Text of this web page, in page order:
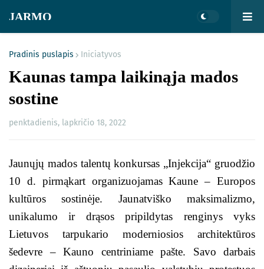
JARMO
Pradinis puslapis Iniciatyvos
Kaunas tampa laikinąja mados
sostine
penktadienis, lapkričio 18, 2022
Jaunųjų mados talentų konkursas „Injekcija“ gruodžio
10 d. pirmąkart organizuojamas Kaune – Europos
kultūros sostinėje. Jaunatviško maksimalizmo,
unikalumo ir drąsos pripildytas renginys vyks
Lietuvos tarpukario moderniosios architektūros
šedevre – Kauno centriniame pašte. Savo darbais